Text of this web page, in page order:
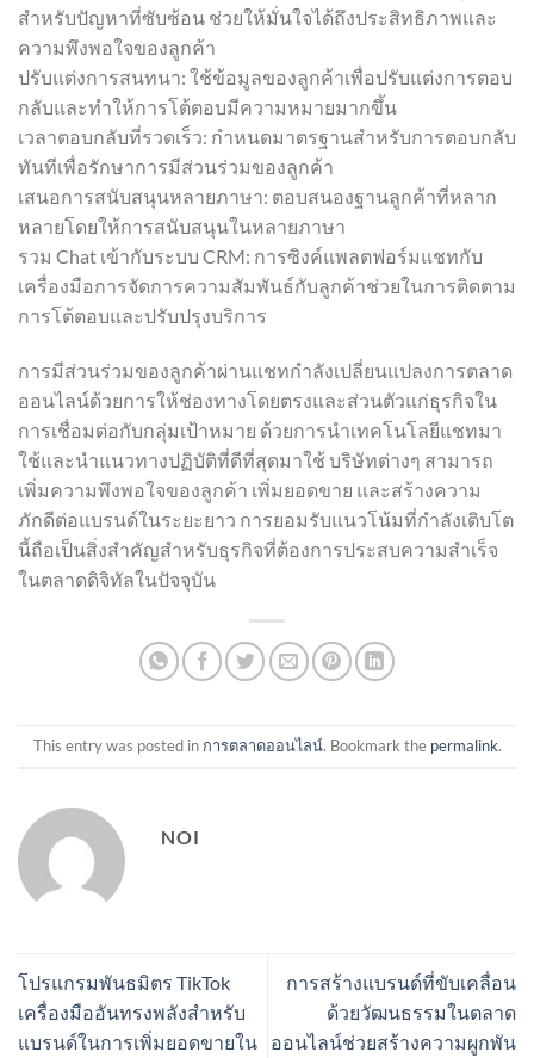
สำหรับปัญหาที่ซับซ้อน ช่วยให้มั่นใจได้ถึงประสิทธิภาพและ
ความพึงพอใจของลูกค้า
ปรับแต่งการสนทนา: ใช้ข้อมูลของลูกค้าเพื่อปรับแต่งการตอบ
กลับและทำให้การโต้ตอบมีความหมายมากขึ้น
เวลาตอบกลับที่รวดเร็ว: กำหนดมาตรฐานสำหรับการตอบกลับ
ทันทีเพื่อรักษาการมีส่วนร่วมของลูกค้า
เสนอการสนับสนุนหลายภาษา: ตอบสนองฐานลูกค้าที่หลาก
หลายโดยให้การสนับสนุนในหลายภาษา
รวม Chat เข้ากับระบบ CRM: การซิงค์แพลตฟอร์มแชทกับ
เครื่องมือการจัดการความสัมพันธ์กับลูกค้าช่วยในการติดตาม
การโต้ตอบและปรับปรุงบริการ
การมีส่วนร่วมของลูกค้าผ่านแชทกำลังเปลี่ยนแปลงการตลาด
ออนไลน์ด้วยการให้ช่องทางโดยตรงและส่วนตัวแก่ธุรกิจใน
การเชื่อมต่อกับกลุ่มเป้าหมาย ด้วยการนำเทคโนโลยีแชทมา
ใช้และนำแนวทางปฏิบัติที่ดีที่สุดมาใช้ บริษัทต่างๆ สามารถ
เพิ่มความพึงพอใจของลูกค้า เพิ่มยอดขาย และสร้างความ
ภักดีต่อแบรนด์ในระยะยาว การยอมรับแนวโน้มที่กำลังเติบโต
นี้ถือเป็นสิ่งสำคัญสำหรับธุรกิจที่ต้องการประสบความสำเร็จ
ในตลาดดิจิทัลในปัจจุบัน
This entry was posted in การตลาดออนไลน์. Bookmark the permalink.
NOI
โปรแกรมพันธมิตร TikTok
เครื่องมืออันทรงพลังสำหรับ
แบรนด์ในการเพิ่มยอดขายใน
การสร้างแบรนด์ที่ขับเคลื่อน
ด้วยวัฒนธรรมในตลาด
ออนไลน์ช่วยสร้างความผูกพัน